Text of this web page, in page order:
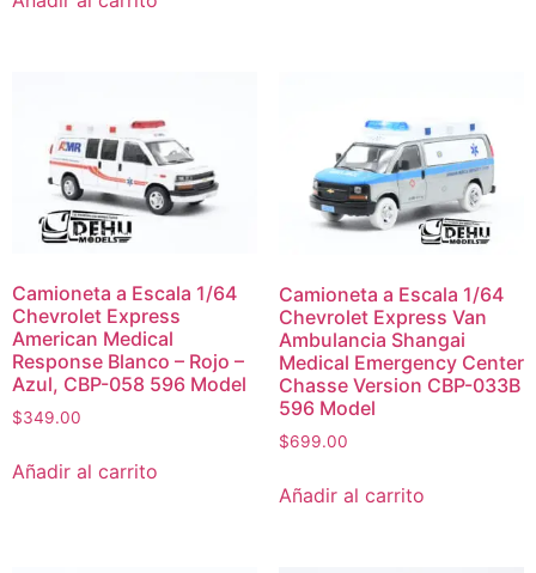
Camioneta a Escala 1/64
Chevrolet Express
American Medical
Response Blanco – Rojo –
Azul, CBP-058 596 Model
$349.00
Añadir al carrito
Camioneta a Escala 1/64
Chevrolet Express Van
Ambulancia Shangai
Medical Emergency Center
Chasse Version CBP-033B
596 Model
$699.00
Añadir al carrito